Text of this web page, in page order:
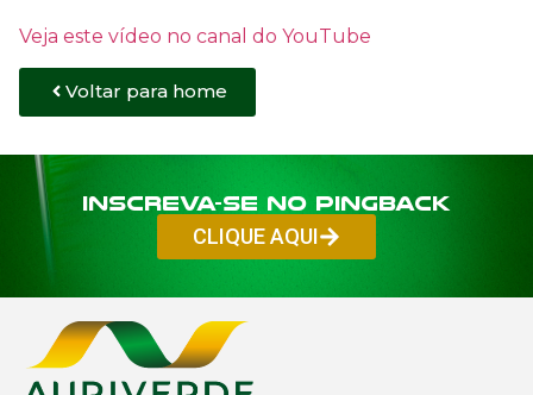
Veja este vídeo no canal do YouTube
Voltar para home
Inscreva-se no PINGBACK
CLIQUE AQUI